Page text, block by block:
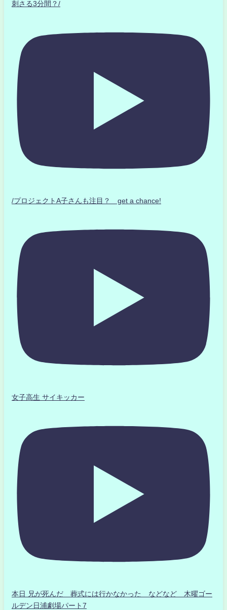
刺さる3分間？/
/プロジェクトA子さんも注目？ get a chance!
女子高生 サイキッカー
本日 兄が死んだ 葬式には行かなかった などなど 木曜ゴー
ルデン日浦劇場パート7